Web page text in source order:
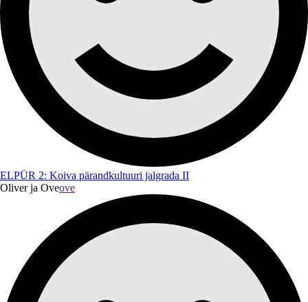
ELPÜR 2: Koiva pärandkultuuri jalgrada II
Oliver ja Oveove